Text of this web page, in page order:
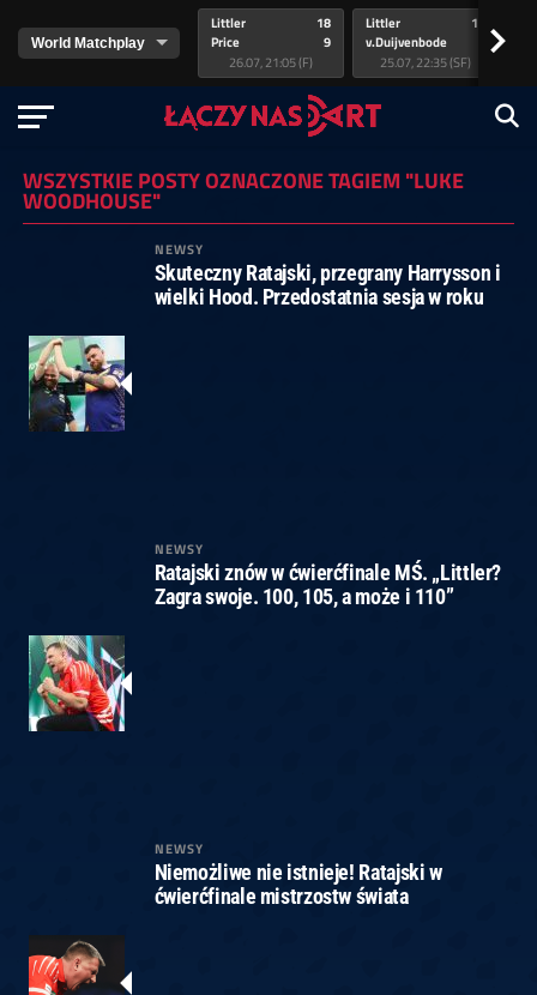
Littler
Price
18
9
26.07, 21:05 (F)
Littler
v.Duijvenbode
17
25.07, 22:35 (SF)
>
WSZYSTKIE POSTY OZNACZONE TAGIEM "LUKE
WOODHOUSE"
NEWSY
Skuteczny Ratajski, przegrany Harrysson i
wielki Hood. Przedostatnia sesja w roku
NEWSY
Ratajski znów w ćwierćfinale MŚ. „Littler?
Zagra swoje. 100, 105, a może i 110”
NEWSY
Niemożliwe nie istnieje! Ratajski w
ćwierćfinale mistrzostw świata